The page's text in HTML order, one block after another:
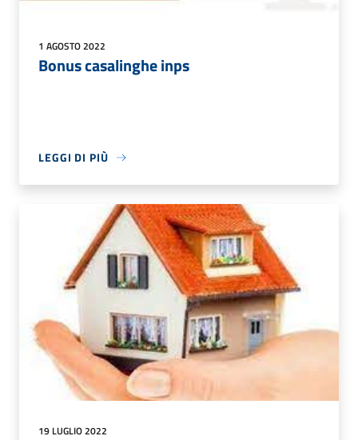
1 AGOSTO 2022
Bonus casalinghe inps
LEGGI DI PIÙ
19 LUGLIO 2022